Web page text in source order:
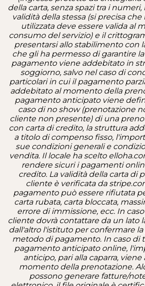
della carta, senza spazi tra i
validità della stessa (si precisa che
utilizzata deve essere valida al
consumo del servizio) e il
presentarsi allo stabilimento con
che gli ha permesso di garantire
pagamento viene addebitato in
soggiorno, salvo nel caso di
particolari in cui il pagamento
addebitato al momento della
pagamento anticipato viene
caso di no show (prenotazione
cliente non presente) di una
con carta di credito, la struttura
a titolo di compenso fisso,
sue condizioni generali e
vendita. Il locale ha scelto
rendere sicuri i pagamenti
credito. La validità della carta di
cliente è verificata da
pagamento può essere rifiutata
carta rubata, carta bloccata,
errore di immissione, ecc. In
cliente dovrà contattare da un lato
dall'altro l'istituto per confermare
metodo di pagamento. In caso di
pagamento anticipato online,
anticipo, pari alla caparra,
momento della prenotazione.
possono generare fatture/